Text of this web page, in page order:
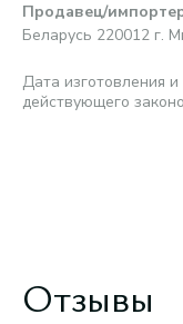
Продавец/
Беларусь 220012 г.
Дата изготовления
действующего
Отзывы